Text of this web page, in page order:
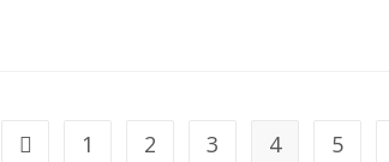
1 2 3 4 5